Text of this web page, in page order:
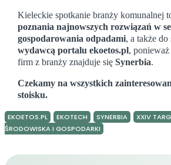
Kieleckie spotkanie branży komunalnej
poznania najnowszych rozwiązań w
gospodarowania odpadami, a także do
wydawcą portalu ekoetos.pl,
firm z branży znajduje się Synerbia.
Czekamy na wszystkich
stoisku.
EKOETOS.PL EKOTECH SYNERBIA
XXIV
ŚRODOWISKA I GOSPODARKI